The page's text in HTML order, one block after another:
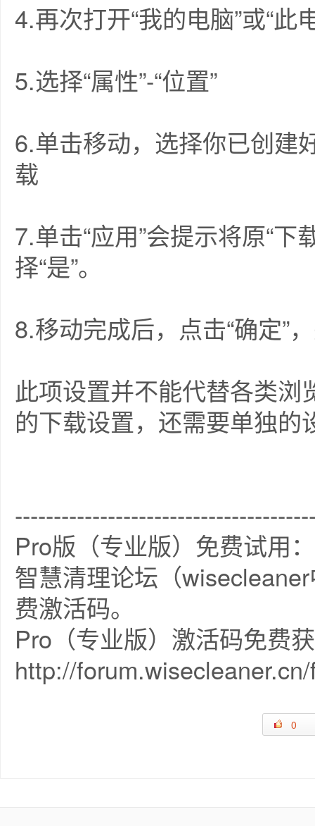
4.再次打开“我的电脑”或“此
5.选择“属性”-“位置”
6.单击移动，选择你已创建
载
7.单击“应用”会提示将原“
择“是”。
8.移动完成后，点击“确定”
此项设置并不能代替各类
的下载设置，还需要单独的
Pro版（专业版）免费试用：
智慧清理论坛（
费激活码。
Pro（专业版）激活码免费
http://
0